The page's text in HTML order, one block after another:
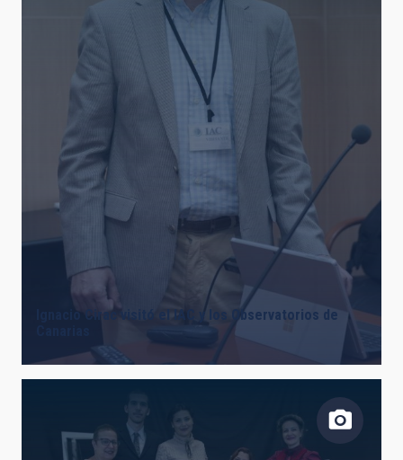
Ignacio Cirac visitó el IAC y los Observatorios de